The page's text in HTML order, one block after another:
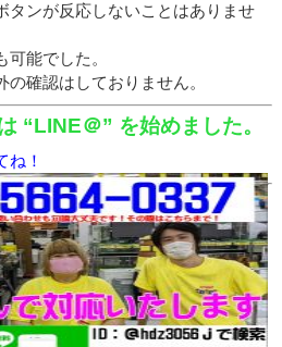
タンが反応しないことはありませ
能でした。
確認はしておりません。
“LINE＠” を始めました。
ね！